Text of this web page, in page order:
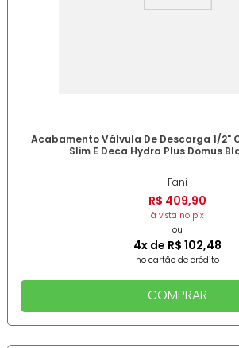
Acabamento Válvula De Descarga 1/2"
Slim E Deca Hydra Plus Domus
Fani
R$ 409,90
à vista no pix
ou
4x de R$ 102,48
no cartão de crédito
COMPRAR